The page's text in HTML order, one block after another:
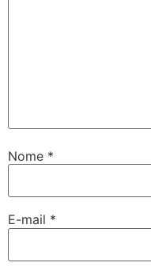
Nome *
E-mail *